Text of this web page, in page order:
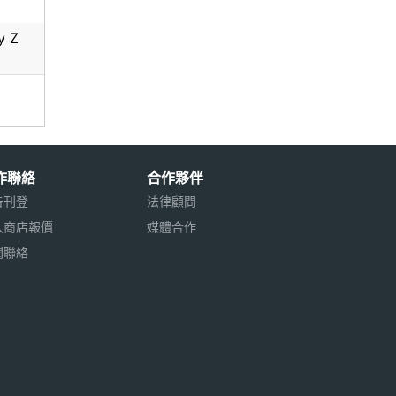
Z
聯絡
刊登
商店報價
聯絡
合作夥伴
法律顧問
媒體合作